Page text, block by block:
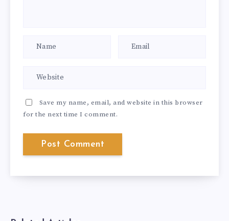
Save my name, email, and website in this browser
for the next time I comment.